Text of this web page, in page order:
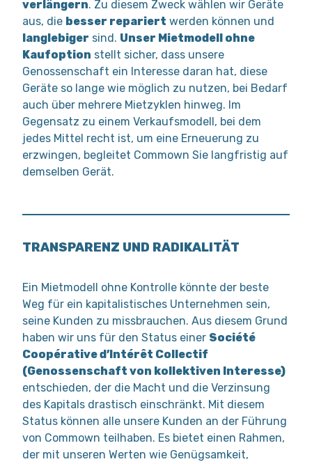
verlängern. Zu diesem Zweck wählen wir Geräte
aus, die besser repariert werden können und
langlebiger sind. Unser Mietmodell ohne
Kaufoption stellt sicher, dass unsere
Genossenschaft ein Interesse daran hat, diese
Geräte so lange wie möglich zu nutzen, bei Bedarf
auch über mehrere Mietzyklen hinweg. Im
Gegensatz zu einem Verkaufsmodell, bei dem
jedes Mittel recht ist, um eine Erneuerung zu
erzwingen, begleitet Commown Sie langfristig auf
demselben Gerät.
TRANSPARENZ UND RADIKALITÄT
Ein Mietmodell ohne Kontrolle könnte der beste
Weg für ein kapitalistisches Unternehmen sein,
seine Kunden zu missbrauchen. Aus diesem Grund
haben wir uns für den Status einer Société
Coopérative d’Intérêt Collectif
(Genossenschaft von kollektiven Interesse)
entschieden, der die Macht und die Verzinsung
des Kapitals drastisch einschränkt. Mit diesem
Status können alle unsere Kunden an der Führung
von Commown teilhaben. Es bietet einen Rahmen,
der mit unseren Werten wie Genügsamkeit,